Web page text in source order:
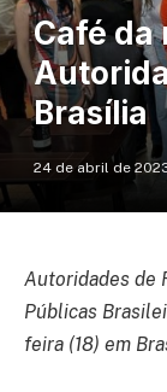
Café da
Brasília
24 de abril de
Autoridades de
Públicas
feira (18) em